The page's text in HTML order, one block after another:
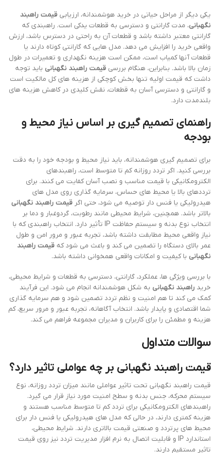
یکی دیگر از مراحل حیاتی در خرید هوشمندانه، ارزیابی قیمت راهبند
نگهبانی، مدت گارانتی و دسترسی به قطعات یدکی است. راهبندی که
گارانتی معتبر داشته باشد و قطعات آن به راحتی در دسترس باشد، ارزش
واقعی خرید را افزایش می دهد. مدل هایی که گارانتی کوتاه دارند یا
قطعات آنها کمیاب است، ممکن است هزینه نگهداری و تعمیرات در طول
زمان بالا باشد. بنابراین، هنگام بررسی قیمت راهبند نگهبانی باید توجه
داشت که قیمت اولیه تنها بخش کوچکی از هزینه های کل مالکیت است
و گارانتی و دسترسی آسان به قطعات، نقش کلیدی در کاهش هزینه های
بلندمدت دارد.
راهنمای تصمیم گیری بر اساس نیاز محیط و
بودجه
برای تصمیم گیری هوشمندانه، باید نیاز محیط و بودجه خود را به دقت
بررسی کنید. اگر تردد روزانه کم تا متوسط است، راهبندهای
الکترومکانیکی با قیمت مناسب و نصب آسان کفایت می کنند. برای
ترددهای بالا یا محیط های حساس، سرمایه گذاری روی مدل های
هیدرولیکی یا فنس دار توصیه می شود، حتی اگر قیمت راهبند نگهبانی
بالاتر باشد. همچنین، شرایط محیطی مانند رطوبت، گردوغبار و دما بر
انتخاب نوع بدنه و سیستم حفاظت IP تأثیر دارد. انتخاب راهبندی که با
نیاز واقعی محیط مطابقت داشته باشد، تجربه عبور و مرور امن و طول
عمر بالای دستگاه را تضمین می کند و باعث می شود که قیمت راهبند
نگهبانی با کیفیت و امکانات واقعی همخوانی داشته باشد.
با بررسی ویژگی ها، عملکرد، گارانتی، دسترسی به قطعات و شرایط محیطی،
خرید راهبند نگهبانی به شکل هوشمندانه انجام می شود. این فرآیند
کمک می کند تا هم امنیت و نظم تردد تضمین شود و هم سرمایه گذاری
شما اقتصادی و پایدار باشد. انتخاب آگاهانه، تجربه عبور و مرور سریع، کم
هزینه و مطمئن را برای کاربران و مدیران مجموعه فراهم می کند.
سوالات متداول
قیمت راهبند نگهبانی بر چه عواملی تاثیر دارد؟
قیمت راهبند نگهبانی تحت تاثیر عواملی مانند میزان تردد روزانه، نوع
سیستم محرکه، جنس بدنه و سطح امنیت مورد نیاز قرار می گیرد.
راهبندهای الکترومکانیکی برای تردد کم تا متوسط مناسب هستند و
هزینه کمتری دارند، در حالی که مدل های هیدرولیکی یا فنس دار برای
محیط های پرتردد و صنعتی قیمت بالاتری دارند. شرایط محیطی،
استاندارد IP و قابلیت اتصال به نرم افزار مدیریت تردد نیز روی قیمت
تاثیر مستقیم دارند.